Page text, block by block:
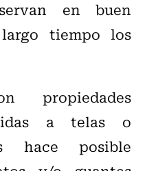
en buen
tiempo los
propiedades
a telas o
hace posible